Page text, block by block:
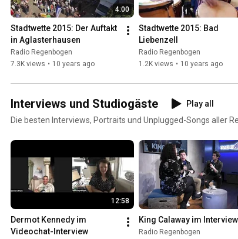
4:00
Stadtwette 2015: Der Auftakt
in Aglasterhausen
Radio Regenbogen
7.3K views • 10 years ago
Stadtwette 2015: Bad
Liebenzell
Radio Regenbogen
1.2K views • 10 years ago
Interviews und Studiogäste
Play all
Die besten Interviews, Portraits und Unplugged-Songs aller
12:58
Dermot Kennedy im
Videochat-Interview
King Calaway im Interview
Radio Regenbogen